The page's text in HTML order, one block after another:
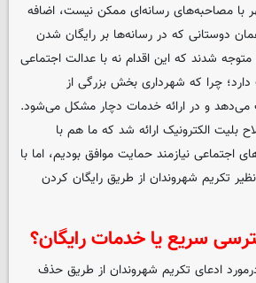
با مصاحبه‌های رسانه‌ای ممکن نیست، اضافه
دوستانی که در رسانه‌ها بر رایگان شدن
شدند که این اقدام نه با عدالت اجتماعی
چرا که شهرداری بخش بزرگی از
می‌دهد و در ارائه خدمات دچار مشکل می‌شود.
بلیت الکترونیک ارائه شد که ما هم با
اجتماعی نیازمند حمایت موافق بودیم، اما با
تکریم شهروندان از طریق رایگان کردن
سریع یا خدمات رایگان؟
ادعای تکریم شهروندان از طریق حذف